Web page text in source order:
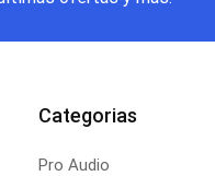
Categorias
Pro Audio